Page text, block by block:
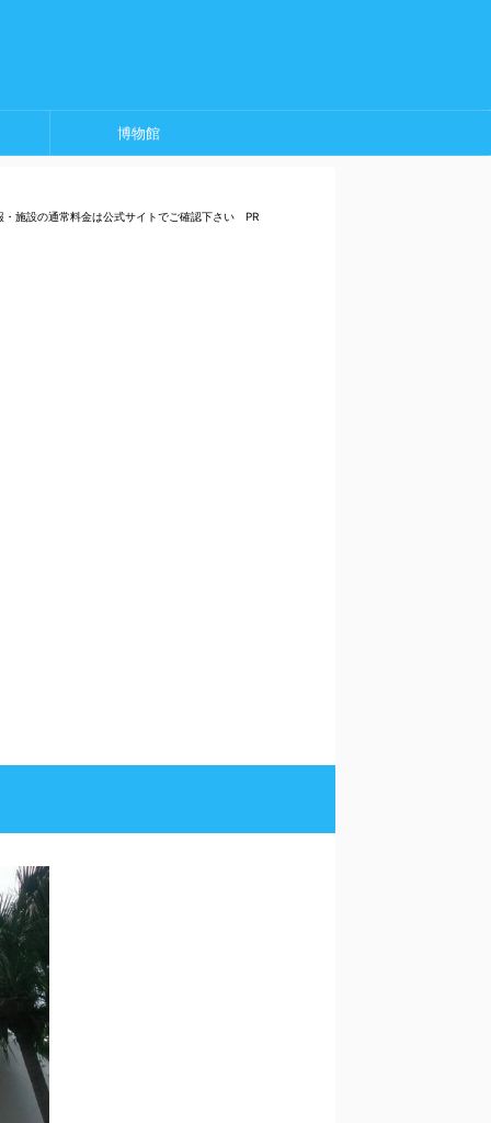
博物館
・施設の通常料金は公式サイトでご確認下さい PR